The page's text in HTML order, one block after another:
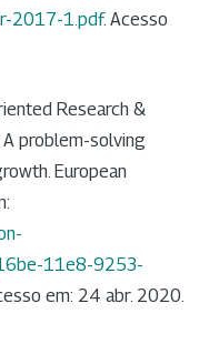
2017-1.pdf. Acesso
Research &
A problem-solving
European
11e8-9253-
em: 24 abr. 2020.